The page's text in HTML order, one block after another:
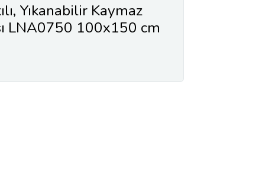
Yıkanabilir Kaymaz
LNA0750 100x150 cm